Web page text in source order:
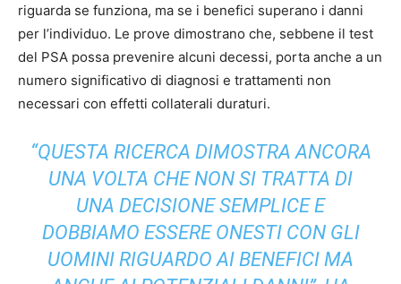
riguarda se funziona, ma se i benefici superano i danni
per l’individuo. Le prove dimostrano che, sebbene il test
del PSA possa prevenire alcuni decessi, porta anche a un
numero significativo di diagnosi e trattamenti non
necessari con effetti collaterali duraturi.
“QUESTA RICERCA DIMOSTRA ANCORA
UNA VOLTA CHE NON SI TRATTA DI
UNA DECISIONE SEMPLICE E
DOBBIAMO ESSERE ONESTI CON GLI
UOMINI RIGUARDO AI BENEFICI MA